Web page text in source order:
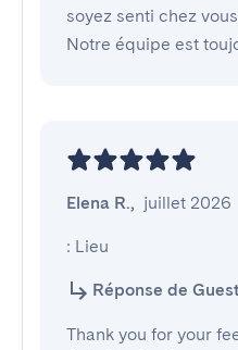
soyez senti chez
Notre équipe est
Elena R., juillet 2026
: Lieu
Réponse de
Thank you for your